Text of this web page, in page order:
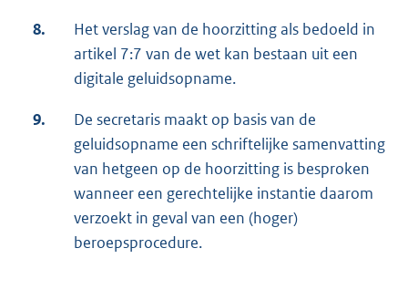
8.
Het verslag van de hoorzitting als bedoeld in
artikel 7:7 van de wet kan bestaan uit een
digitale geluidsopname.
9.
De secretaris maakt op basis van de
geluidsopname een schriftelijke samenvatting
van hetgeen op de hoorzitting is besproken
wanneer een gerechtelijke instantie daarom
verzoekt in geval van een (hoger)
beroepsprocedure.